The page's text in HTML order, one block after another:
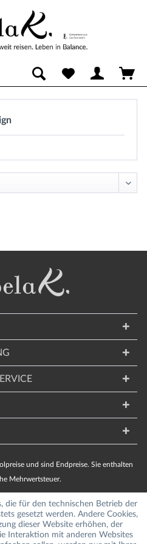
und sind Endpreise. Sie enthalten
Mehrwertsteuer.
die für den technischen Betrieb der
gesetzt werden. Andere Cookies,
dieser Website erhöhen, der
Interaktion mit anderen Websites